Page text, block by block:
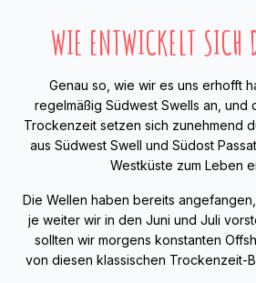
WIE ENTWICKELT SICH
Genau so, wie wir es uns erhofft
regelmäßig Südwest Swells an, und
Trockenzeit setzen sich zunehmend
aus Südwest Swell und Südost
Westküste zum Leben
Die Wellen haben bereits
je weiter wir in den Juni und Juli
sollten wir morgens konstanten
von diesen klassischen Trockenzeit-